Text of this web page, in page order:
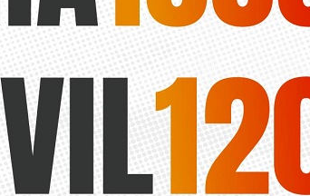
seguridad, la accesibilidad y la imagen de una
problema que llevaba tiempo requiriendo una
Por su parte, el concejal de Infraestructuras,
actuación necesaria desde el punto de vista de
infraestructuras. Con ella eliminamos un punto
mejoramos las condiciones de movilidad peatonal
Valverde ha querido destacar también el
ECOPLAN en la ejecución de actuaciones de